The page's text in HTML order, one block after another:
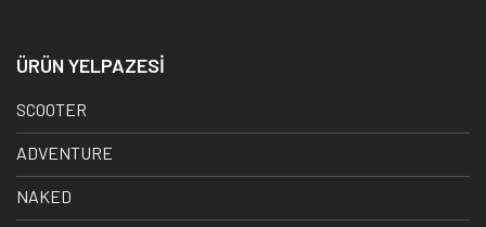
ÜRÜN YELPAZESİ
SCOOTER
ADVENTURE
NAKED